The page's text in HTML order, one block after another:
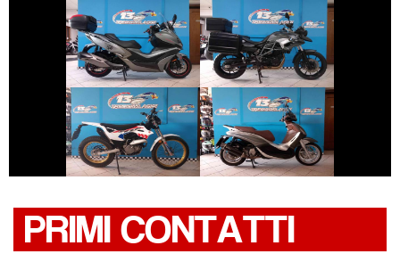
KYMCO XCITING BMW SERIE-F-GS
MONTESA 4RIDE
€ 5.890 €
PIAGGIO
BEVERLY
€ 3.590 €
PRIMI CONTATTI